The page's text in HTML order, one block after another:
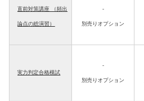
直前対策講座 （頻出
論点の総演習）
-
別売りオプション
実力判定合格模試
-
別売りオプション